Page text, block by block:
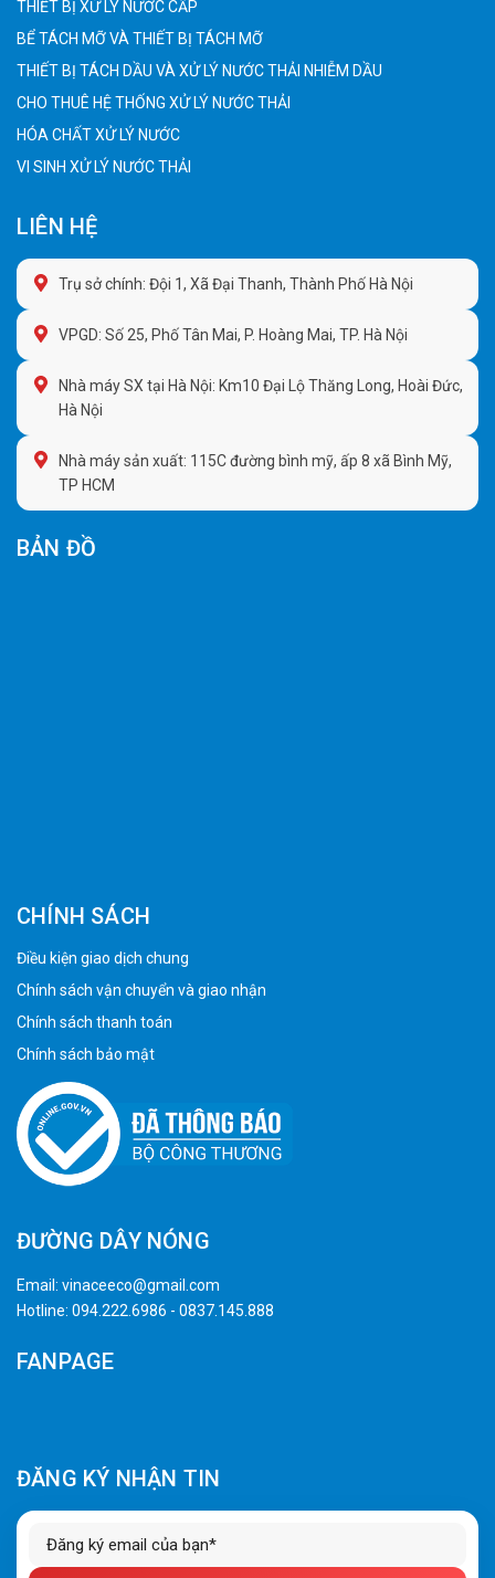
THIẾT BỊ XỬ LÝ NƯỚC CẤP
BỂ TÁCH MỠ VÀ THIẾT BỊ TÁCH MỠ
THIẾT BỊ TÁCH DẦU VÀ XỬ LÝ NƯỚC THẢI NHIỄM DẦU
CHO THUÊ HỆ THỐNG XỬ LÝ NƯỚC THẢI
HÓA CHẤT XỬ LÝ NƯỚC
VI SINH XỬ LÝ NƯỚC THẢI
LIÊN HỆ
Trụ sở chính: Đội 1, Xã Đại Thanh, Thành Phố Hà Nội
VPGD: Số 25, Phố Tân Mai, P. Hoàng Mai, TP. Hà Nội
Nhà máy SX tại Hà Nội: Km10 Đại Lộ Thăng Long, Hoài Đức,
Hà Nội
Nhà máy sản xuất: 115C đường bình mỹ, ấp 8 xã Bình Mỹ,
TP HCM
BẢN ĐỒ
CHÍNH SÁCH
Điều kiện giao dịch chung
Chính sách vận chuyển và giao nhận
Chính sách thanh toán
Chính sách bảo mật
ĐƯỜNG DÂY NÓNG
Email: vinaceeco@gmail.com
Hotline: 094.222.6986 - 0837.145.888
FANPAGE
ĐĂNG KÝ NHẬN TIN